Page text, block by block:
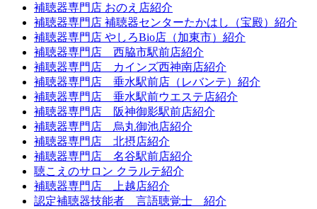
補聴器専門店 おのえ店紹介
補聴器専門店 補聴器センターたかはし（宝殿）紹介
補聴器専門店 やしろBio店（加東市）紹介
補聴器専門店 西脇市駅前店紹介
補聴器専門店 カインズ西神南店紹介
補聴器専門店 垂水駅前店（レバンテ）紹介
補聴器専門店 垂水駅前ウエステ店紹介
補聴器専門店 阪神御影駅前店紹介
補聴器専門店 烏丸御池店紹介
補聴器専門店 北摂店紹介
補聴器専門店 名谷駅前店紹介
聴こえのサロン クラルテ紹介
補聴器専門店 上越店紹介
認定補聴器技能者 言語聴覚士 紹介